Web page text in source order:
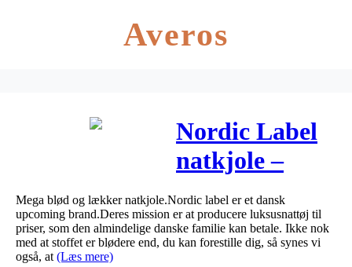
Averos
Nordic Label
natkjole –
Gammelrosa
Mega blød og lækker natkjole.Nordic label er et dansk
upcoming brand.Deres mission er at producere luksusnattøj til
priser, som den almindelige danske familie kan betale. Ikke nok
med at stoffet er blødere end, du kan forestille dig, så synes vi
også, at (Læs mere)